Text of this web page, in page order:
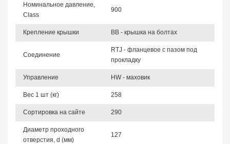
Номинальное давление,
Class
900
Крепление крышки BB - крышка на болтах
Соединение
RTJ - фланцевое с пазом под
прокладку
Управление HW - маховик
Вес 1 шт (кг) 258
Сортировка на сайте 290
Диаметр проходного
отверстия, d (мм)
127